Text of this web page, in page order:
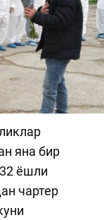
яна бир
ёшли
чартер